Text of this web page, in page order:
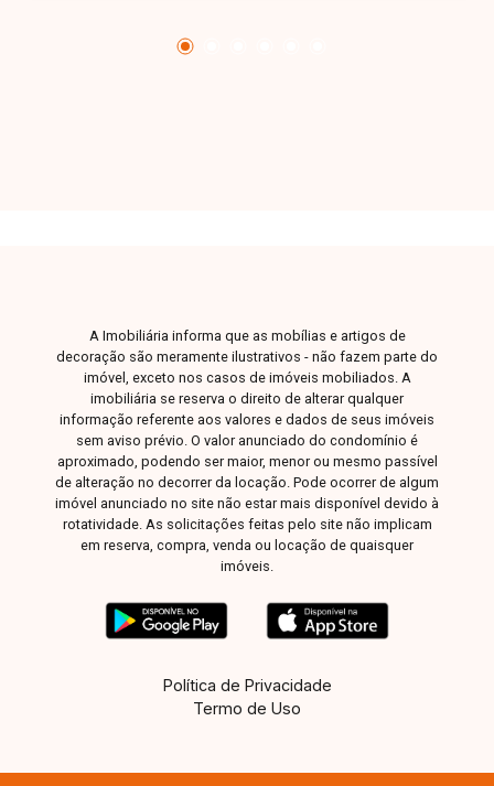
auxiliar em todo o processo. Entre em contato
A Imobiliária informa que as mobílias e artigos de
decoração são meramente ilustrativos - não fazem parte do
imóvel, exceto nos casos de imóveis mobiliados. A
imobiliária se reserva o direito de alterar qualquer
informação referente aos valores e dados de seus imóveis
sem aviso prévio. O valor anunciado do condomínio é
aproximado, podendo ser maior, menor ou mesmo passível
de alteração no decorrer da locação. Pode ocorrer de algum
imóvel anunciado no site não estar mais disponível devido à
rotatividade. As solicitações feitas pelo site não implicam
em reserva, compra, venda ou locação de quaisquer
imóveis.
Política de Privacidade
Termo de Uso